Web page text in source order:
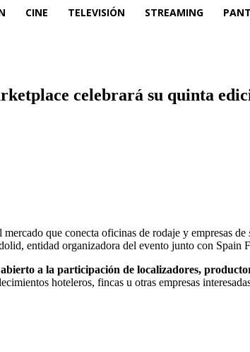
CINE TELEVISIÓN STREAMING
celebrará su quinta
mercado que conecta oficinas de rodaje y empresas de
entidad organizadora del evento junto con Spain
abierto a la participación de localizadores,
hoteleros, fincas u otras empresas